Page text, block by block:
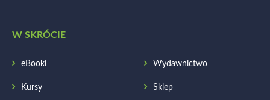
W SKRÓCIE
eBooki Wydawnictwo
Kursy Sklep